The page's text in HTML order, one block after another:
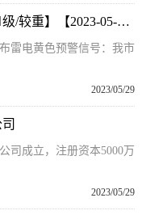
东方市气象台发布雷电黄色预警【Ⅲ级/较重】【2023-05-29】
雷电黄色预警信号：我市
2023/05/29
司成立，注册资本5000万
2023/05/29